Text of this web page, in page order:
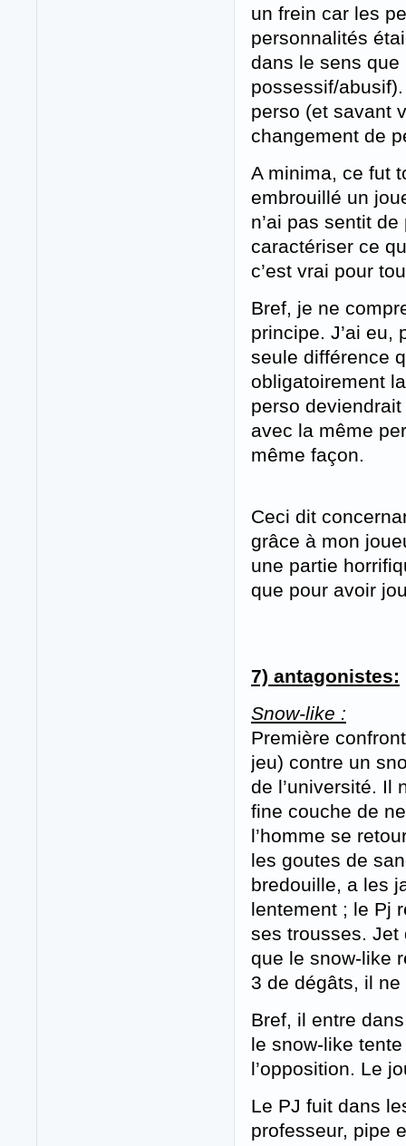
un frein car les
personnalités
dans le sens
possessif/
perso (et savant
changement de
A minima, ce fut
embrouillé un
n’ai pas sentit
caractériser ce
c’est vrai pour
Bref, je ne
principe. J’ai
seule différence
obligatoirement
perso
avec la même
même façon.
Ceci dit
grâce à mon
une partie
que pour avoir
7) antagonistes:
Snow-like :
Première
jeu) contre un
de l’université. Il
fine couche de
l’homme se
les goutes de
bredouille, a les
lentement ; le Pj
ses trousses. Jet
que le snow-like
3 de dégâts, il
Bref, il entre
le snow-like
l’opposition. Le
Le PJ fuit dans
professeur, pipe